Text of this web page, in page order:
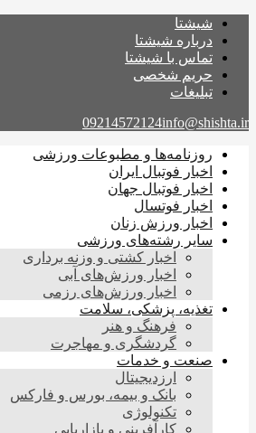
شیشتا
درباره شیشتا
تماس با شیشتا
حریم شخصی
تبلیغات
09214572124info@shishta.ir
روزنامه‌ها و مطبوعات ورزشی
اخبار فوتبال ایران
اخبار فوتبال جهان
اخبار فوتسال
اخبار ورزش زنان
سایر رشته‌های ورزشی
اخبار کشتی و وزنه برداری
اخبار ورزش‌های آبی
اخبار ورزش‌های رزمی
تغذیه، پزشکی، سلامت
فرهنگ و هنر
گردشگری و مهاجرت
صنعت و خدمات
ارزدیجیتال
بانک و بیمه، بورس و فارکس
تکنولوژی
کارآفرینی و بازاریابی